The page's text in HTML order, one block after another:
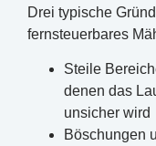
Drei typische
fernsteuerbares
Steile
denen das
unsicher wird
Böschungen